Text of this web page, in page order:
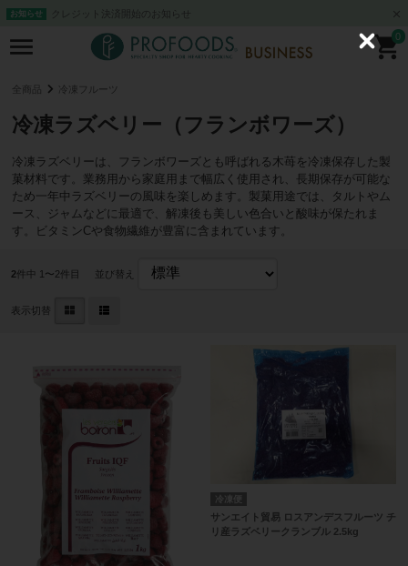
お知らせ クレジット決済開始のお知らせ
0
全商品 冷凍フルーツ
冷凍ラズベリー（フランボワーズ）
冷凍ラズベリーは、フランボワーズとも呼ばれる木苺を冷凍保存した製
菓材料です。業務用から家庭用まで幅広く使用され、長期保存が可能な
ため一年中ラズベリーの風味を楽しめます。製菓用途では、タルトやム
ース、ジャムなどに最適で、解凍後も美しい色合いと酸味が保たれま
す。ビタミンCや食物繊維が豊富に含まれています。
2件中 1〜2件目 並び替え
表示切替
冷凍便
サンエイト貿易 ロスアンデスフルーツ チ
リ産ラズベリークランブル 2.5kg
C